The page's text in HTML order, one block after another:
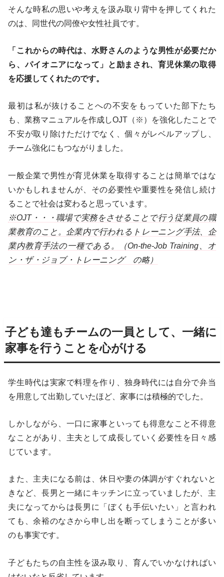
そんな時私の思いや考えを汲み取り背中を押してくれた
のは、同世代の同僚や女性社員です。
「これからの時代は、水野さんのような男性が必要だか
ら、パイオニアになって」と励まされ、育児休業の取得
を応援してくれたのです。
最初は私が抜けることへの不安をもっていた部下たち
も、業務マニュアルを作成しOJT（※）を強化したことで
不安が取り除けただけでなく、個々がレベルアップし、
チーム強化にもつながりました。
一般企業で男性が育児休業を取得することは簡単ではな
いかもしれませんが、その必要性や重要性を発信し続け
ることで社会は変わると思っています。
※OJT・・・職場で実務をさせることで行う従業員の職
業教育のこと。企業内で行われるトレーニング手法、企
業内教育手法の一種である。（On-the-Job Training、オ
ン・ザ・ジョブ・トレーニング の略）
子ども達もチームの一員として、一緒に
家事を行うことを心がける
学生時代は実家で料理を作り、独身時代には自分で弁当
を用意して出勤していたほど、家事には積極的でした。
しかしながら、一口に家事といっても得意なこと不得意
なことがあり、主夫として成長していく必要性を日々感
じています。
また、主夫になる前は、休日や妻の体調がすぐれないと
きなど、長男と一緒にキッチンに立っていましたが、主
夫になってからは長男に「ぼくも手伝いたい」と言われ
ても、余裕のなさから申し出を断ってしまうことが多い
のも事実です。
子どもたちの自主性を汲み取り、育んでいかなければい